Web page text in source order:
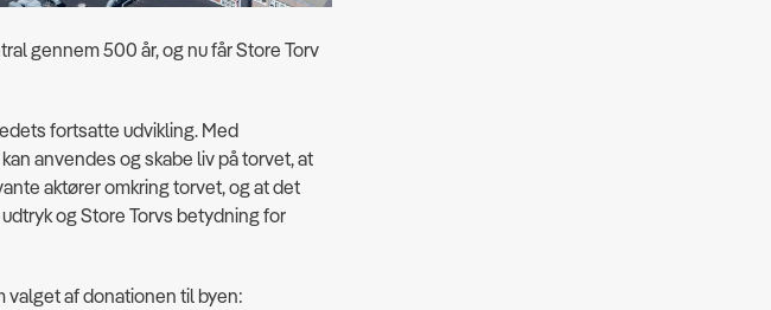
gennem 500 år, og nu får Store Torv
fortsatte udvikling. Med
anvendes og skabe liv på torvet, at
aktører omkring torvet, og at det
og Store Torvs betydning for
valget af donationen til byen: